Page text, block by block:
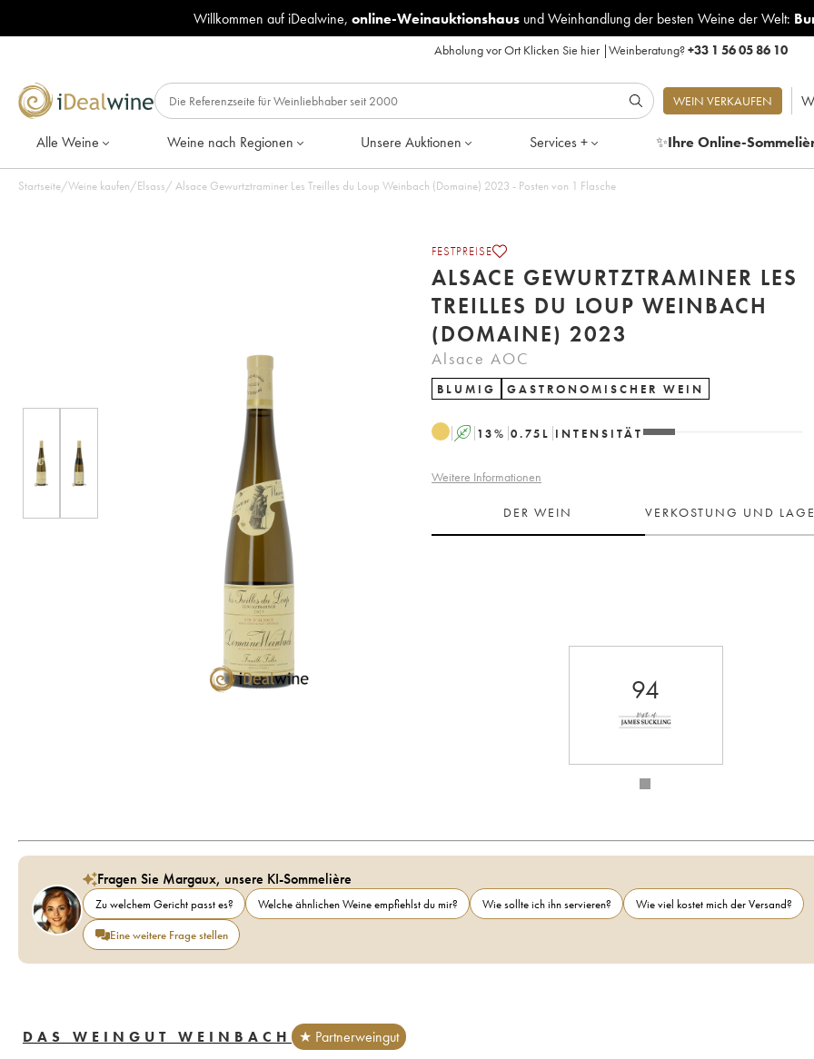
Willkommen auf iDealwine, online-Weinauktionshausund Weinhandlung der besten Weine der Welt:
Abholung vor Ort Klicken Sie hier|Weinberatung?+33 1 56 05 86 10
WEIN VERKAUFEN
Alle Weine Weine nach Regionen Unsere Auktionen Services + ✨Ihre Online-
Startseite/Weine kaufen/Elsass/ Alsace Gewurtztraminer Les Treilles du Loup Weinbach (Domaine) 2023 - Posten von 1 Flasche
FESTPREISE
ALSACE GEWURTZTRAMINER LES
TREILLES DU LOUP WEINBACH
(DOMAINE) 2023
Alsace AOC
BLUMIG GASTRONOMISCHER WEIN
A 13% 0.75 L INTENSITÄT
Weitere Informationen
DER WEIN VERKOSTUNG UND
94
Fragen Sie Margaux, unsere KI-Sommelière
Zu welchem Gericht passt es? Welche ähnlichen Weine empfiehlst du mir? Wie sollte ich ihn servieren?
Wie viel kostet mich der Versand?
Eine weitere Frage stellen
DAS WEINGUT WEINBACH
★ Partnerweingut